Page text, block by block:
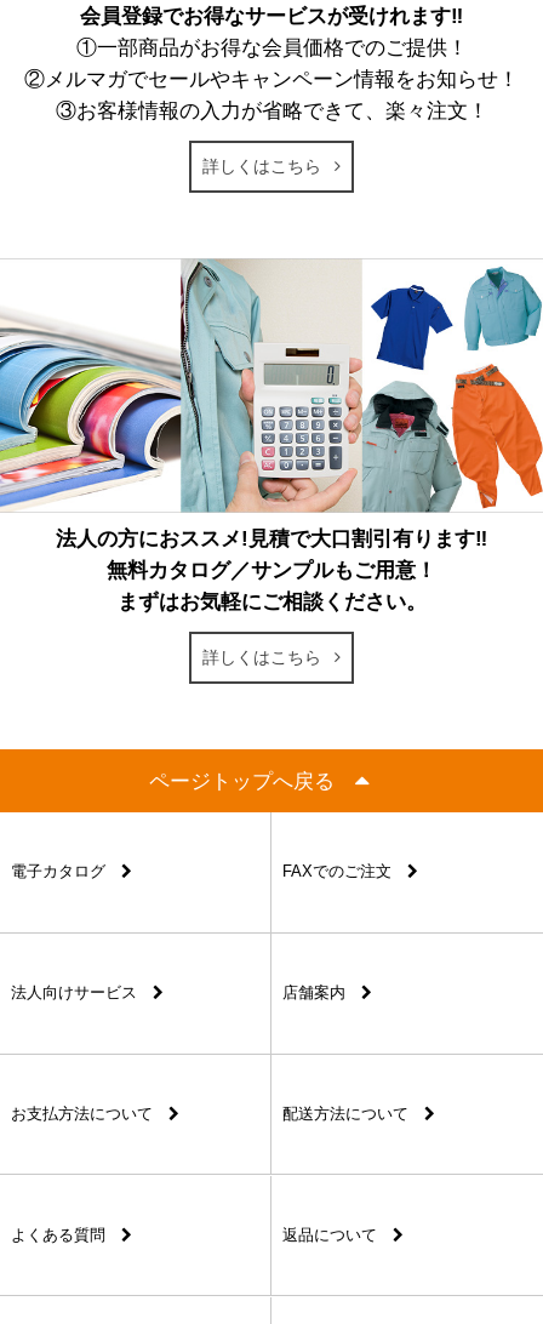
会員登録でお得なサービスが受けれます‼
①一部商品がお得な会員価格でのご提供！
②メルマガでセールやキャンペーン情報をお知らせ！
③お客様情報の入力が省略できて、楽々注文！
詳しくはこちら
法人の方におススメ!見積で大口割引有ります‼
無料カタログ／サンプルもご用意！
まずはお気軽にご相談ください。
詳しくはこちら
ページトップへ戻る
電子カタログ FAXでのご注文
法人向けサービス 店舗案内
お支払方法について 配送方法について
よくある質問 返品について